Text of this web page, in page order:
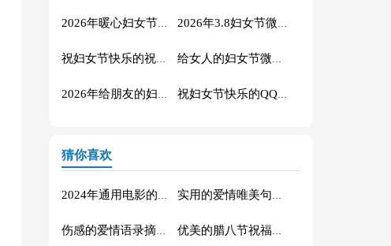
猜你喜欢
2024年通用电影的语录摘录88条 实用的爱情唯美句子汇编56条
伤感的爱情语录摘录81条 优美的腊八节祝福语71条